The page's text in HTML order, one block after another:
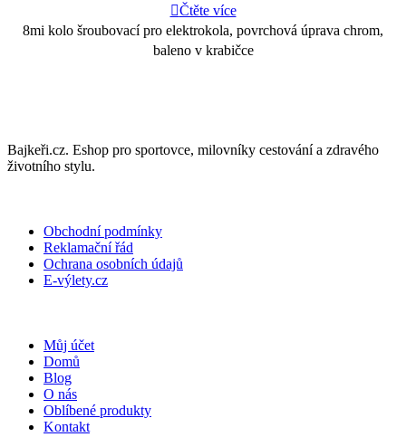
Čtěte více
8mi kolo šroubovací pro elektrokola, povrchová úprava chrom,
baleno v krabičce
Bajkeři.cz. Eshop pro sportovce, milovníky cestování a zdravého
životního stylu.
Obchodní podmínky
Reklamační řád
Ochrana osobních údajů
E-výlety.cz
Můj účet
Domů
Blog
O nás
Oblíbené produkty
Kontakt